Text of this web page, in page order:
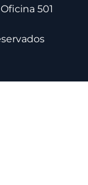
501